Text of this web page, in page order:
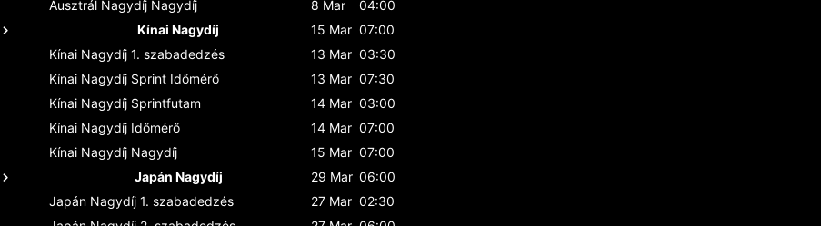
Ausztrál Nagydíj Nagydíj 8 Mar
04:00
Kínai Nagydíj
15 Mar 07:00
Kínai Nagydíj 1. szabadedzés 13 Mar 03:30
Kínai Nagydíj Sprint Időmérő 13 Mar 07:30
Kínai Nagydíj Sprintfutam 14 Mar 03:00
Kínai Nagydíj Időmérő 14 Mar 07:00
Kínai Nagydíj Nagydíj 15 Mar 07:00
Japán Nagydíj
29 Mar 06:00
Japán Nagydíj 1. szabadedzés 27 Mar 02:30